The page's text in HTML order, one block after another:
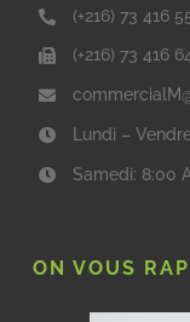
(+216) 73 416
(+216) 73 416
Lundi –
Samedi: 8:00
ON VOUS